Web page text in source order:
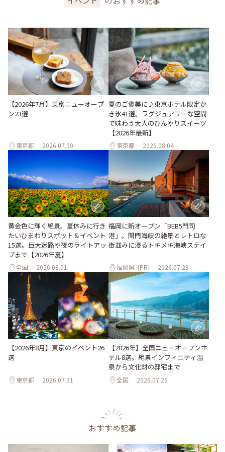
【2026年7月】東京ニューオープ
ン23選
東京都 2026.07.30
夏のご褒美に♪東京ホテル限定か
き氷41選。ラグジュアリーな空間
で味わう大人のひんやりスイーツ
【2026年最新】
東京都 2026.08.04
黄金色に輝く絶景。夏休みに行き
たいひまわりスポット＆イベント
15選。巨大迷路や夜のライトアッ
プまで【2026年夏】
全国 2026.08.01
福岡に新オープン「BEB5門司
港」。関門海峡の絶景とレトロな
街並みに浸るトキメキ海峡ステイ
福岡県 [PR] 2026.07.29
【2026年8月】東京のイベント26
選
東京都 2026.07.31
【2026年】全国ニューオープンホ
テル8選。絶景インフィニティ温
泉から文化財の邸宅まで
全国 2026.07.26
おすすめ記事